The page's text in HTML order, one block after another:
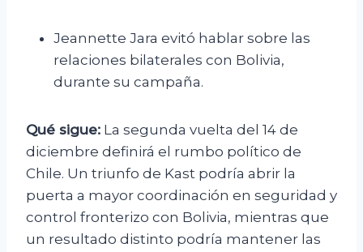
Jeannette Jara evitó hablar sobre las
relaciones bilaterales con Bolivia,
durante su campaña.
Qué sigue: La segunda vuelta del 14 de
diciembre definirá el rumbo político de
Chile. Un triunfo de Kast podría abrir la
puerta a mayor coordinación en seguridad y
control fronterizo con Bolivia, mientras que
un resultado distinto podría mantener las